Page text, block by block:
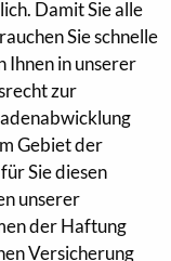
Damit Sie alle
Sie schnelle
Ihnen in unserer
zur
Gebiet der
Sie diesen
unserer
der Haftung
Versicherung